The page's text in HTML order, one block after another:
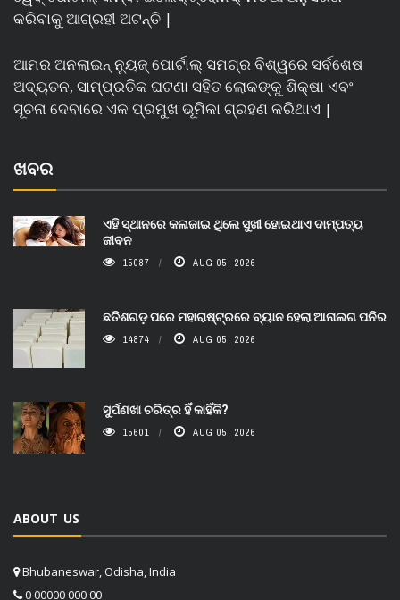
କରିବାକୁ ଆଗ୍ରହୀ ଅଟନ୍ତି |
ଆମର ଅନଲାଇନ୍ ନ୍ୟୁଜ୍ ପୋର୍ଟାଲ୍ ସମଗ୍ର ବିଶ୍ୱରେ ସର୍ବଶେଷ
ଅଦ୍ୟତନ, ସାମ୍ପ୍ରତିକ ଘଟଣା ସହିତ ଲୋକଙ୍କୁ ଶିକ୍ଷା ଏବଂ
ସୂଚନା ଦେବାରେ ଏକ ପ୍ରମୁଖ ଭୂମିକା ଗ୍ରହଣ କରିଥାଏ |
ଖବର
ଏହି ସ୍ଥାନରେ କଳାଜାଇ ଥିଲେ ସୁଖୀ ହୋଇଥାଏ ଦାମ୍ପତ୍ୟ
ଜୀବନ
15087 AUG 05, 2026
ଛତିଶଗଡ଼ ପରେ ମହାରାଷ୍ଟ୍ରରେ ବ୍ୟାନ ହେଲା ଆନାଲଗ ପନିର
14874 AUG 05, 2026
ସୁର୍ପଣଖା ଚରିତ୍ର ହିଁ କାହିଁକି?
15601 AUG 05, 2026
ABOUT US
Bhubaneswar, Odisha, India
0 00000 000 00